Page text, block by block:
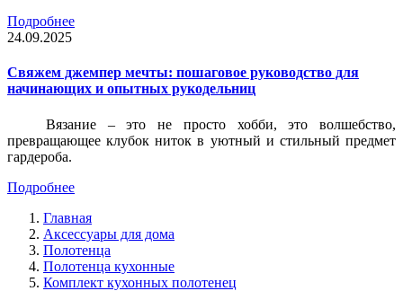
Подробнее
24.09.2025
Свяжем джемпер мечты: пошаговое руководство для
начинающих и опытных рукодельниц
Вязание – это не просто хобби, это волшебство,
превращающее клубок ниток в уютный и стильный предмет
гардероба.
Подробнее
Главная
Аксессуары для дома
Полотенца
Полотенца кухонные
Комплект кухонных полотенец